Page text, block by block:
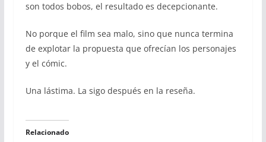
son todos bobos, el resultado es decepcionante.
No porque el film sea malo, sino que nunca termina
de explotar la propuesta que ofrecían los personajes
y el cómic.
Una lástima. La sigo después en la reseña.
Relacionado